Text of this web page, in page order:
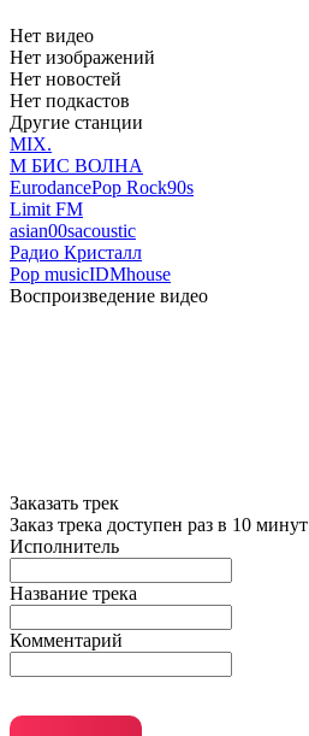
Нет видео
Нет изображений
Нет новостей
Нет подкастов
Другие станции
MIX.
М БИС ВОЛНА
EurodancePop Rock90s
Limit FM
asian00sacoustic
Радио Кристалл
Pop musicIDMhouse
Воспроизведение видео
Заказать трек
Заказ трека доступен раз в 10 минут
Исполнитель
Название трека
Комментарий